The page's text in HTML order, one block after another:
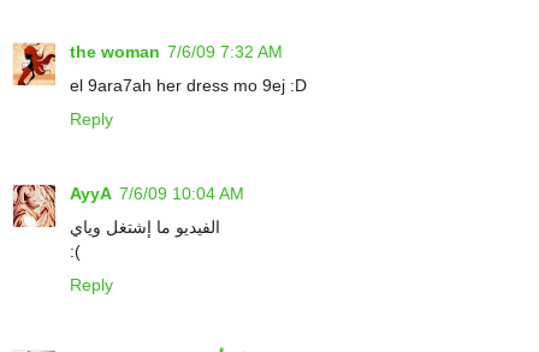
the woman 7/6/09 7:32 AM
el 9ara7ah her dress mo 9ej :D
Reply
AyyA 7/6/09 10:04 AM
الفيديو ما إشتغل وياي
:(
Reply